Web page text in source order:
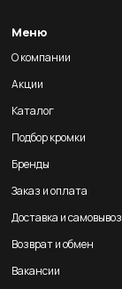
Меню
О компании
Акции
Каталог
Подбор кромки
Бренды
Заказ и оплата
Доставка и самовывоз
Возврат и обмен
Вакансии